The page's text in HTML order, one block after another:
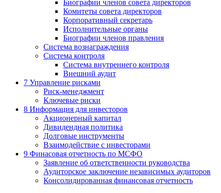
Биографии членов совета директоров
Комитеты совета директоров
Корпоративный секретарь
Исполнительные органы
Биографии членов правления
Система вознаграждения
Система контроля
Система внутреннего контроля
Внешний аудит
7 Управление рисками
Риск-менеджмент
Ключевые риски
8 Информация для инвесторов
Акционерный капитал
Дивидендная политика
Долговые инструменты
Взаимодействие с инвеcторами
9 Финасовая отчетность по МСФО
Заявление об ответственности руководства
Аудиторское заключение независимых аудиторов
Консолидированная финансовая отчетность